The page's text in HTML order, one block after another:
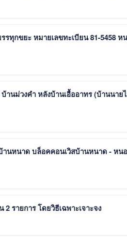
ทุกขยะ หมายเลขทะเบียน 81-5458 ห
านม่วงคำ หลังบ้านเอื้ออาทร (บ้านนาย
นหนาด บล็อคคอนเวิสบ้านหนาด - หน
รายการ โดยวิธีเฉพาะเจาะจง